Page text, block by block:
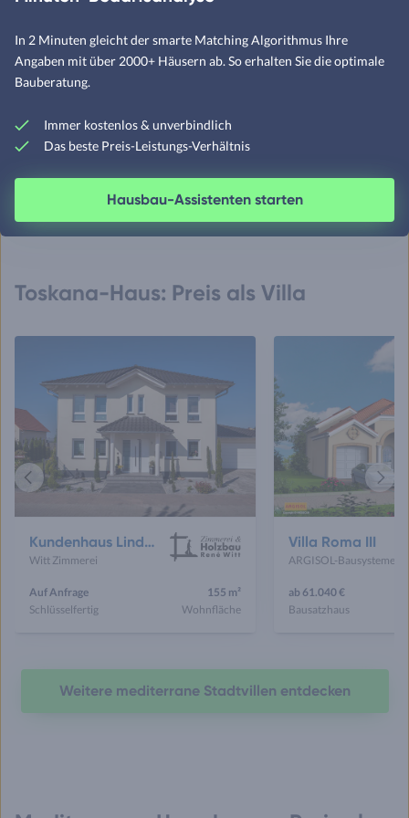
ab 249.000 €
Schlüsselfertig
114 m²
Wohnfläche
Auf Anfrage
Schlüsselfertig
Weitere mediterrane Massivhäuser
Toskana-Haus: Preis als Villa
Kundenhaus Lindner
Witt Zimmerei
Auf Anfrage
Schlüsselfertig
155 m²
Wohnfläche
Villa Roma III
ARGISOL-Bausysteme
ab 61.040 €
Bausatzhaus
Vorheriges
Haus
Weitere mediterrane Stadtvillen entdecken
In 2 Minuten gleicht der smarte Matching Algorithmus Ihre
Angaben mit über 2000+ Häusern ab. So erhalten Sie die optimale
Bauberatung.
Immer kostenlos & unverbindlich
Das beste Preis-Leistungs-Verhältnis
Hausbau-Assistenten starten